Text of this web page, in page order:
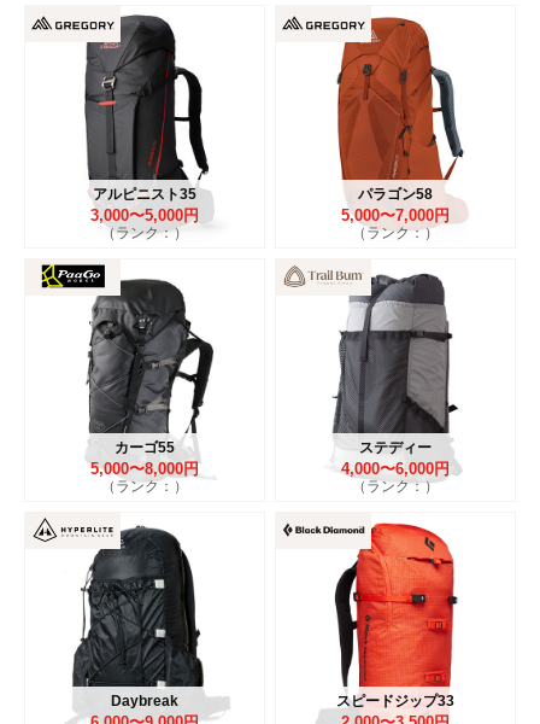
アルピニスト35
3,000〜5,000円
（ランク：）
パラゴン58
5,000〜7,000円
（ランク：）
カーゴ55
5,000〜8,000円
（ランク：）
ステディー
4,000〜6,000円
（ランク：）
Daybreak スピードジップ33